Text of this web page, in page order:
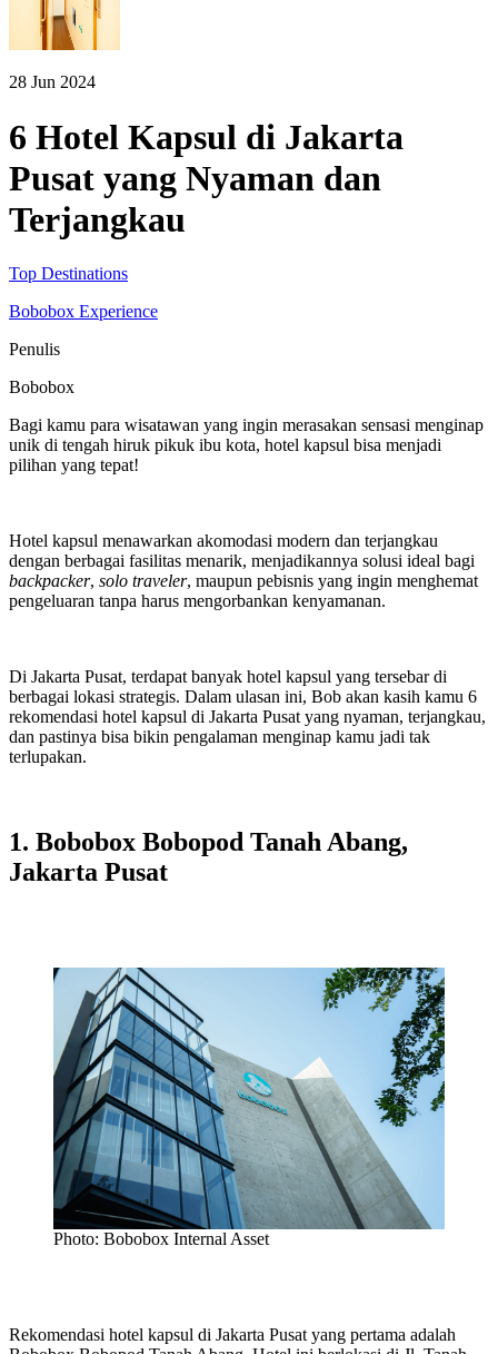
28 Jun 2024
6 Hotel Kapsul di Jakarta
Pusat yang Nyaman dan
Terjangkau
Top Destinations
Bobobox Experience
Penulis
Bobobox
Bagi kamu para wisatawan yang ingin merasakan sensasi menginap
unik di tengah hiruk pikuk ibu kota, hotel kapsul bisa menjadi
pilihan yang tepat!
Hotel kapsul menawarkan akomodasi modern dan terjangkau
dengan berbagai fasilitas menarik, menjadikannya solusi ideal bagi
backpacker, solo traveler, maupun pebisnis yang ingin menghemat
pengeluaran tanpa harus mengorbankan kenyamanan.
Di Jakarta Pusat, terdapat banyak hotel kapsul yang tersebar di
berbagai lokasi strategis. Dalam ulasan ini, Bob akan kasih kamu 6
rekomendasi hotel kapsul di Jakarta Pusat yang nyaman, terjangkau,
dan pastinya bisa bikin pengalaman menginap kamu jadi tak
terlupakan.
1. Bobobox Bobopod Tanah Abang,
Jakarta Pusat
Photo: Bobobox Internal Asset
Rekomendasi hotel kapsul di Jakarta Pusat yang pertama adalah